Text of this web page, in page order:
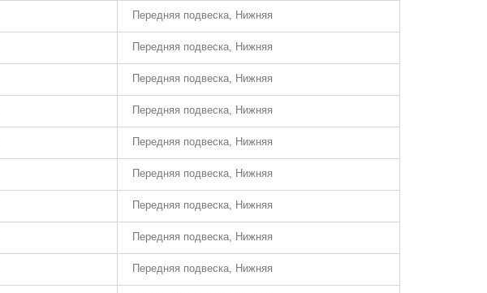
Передняя подвеска, Нижняя
Передняя подвеска, Нижняя
Передняя подвеска, Нижняя
Передняя подвеска, Нижняя
Передняя подвеска, Нижняя
Передняя подвеска, Нижняя
Передняя подвеска, Нижняя
Передняя подвеска, Нижняя
Передняя подвеска, Нижняя